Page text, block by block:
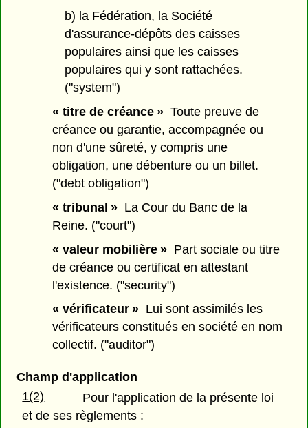
b) la Fédération, la Société
d'assurance-dépôts des caisses
populaires ainsi que les caisses
populaires qui y sont rattachées.
("system")
« titre de créance » Toute preuve de
créance ou garantie, accompagnée ou
non d'une sûreté, y compris une
obligation, une débenture ou un billet.
("debt obligation")
« tribunal » La Cour du Banc de la
Reine. ("court")
« valeur mobilière » Part sociale ou titre
de créance ou certificat en attestant
l'existence. ("security")
« vérificateur » Lui sont assimilés les
vérificateurs constitués en société en nom
collectif. ("auditor")
Champ d'application
1(2)
Pour l'application de la présente loi
et de ses règlements :